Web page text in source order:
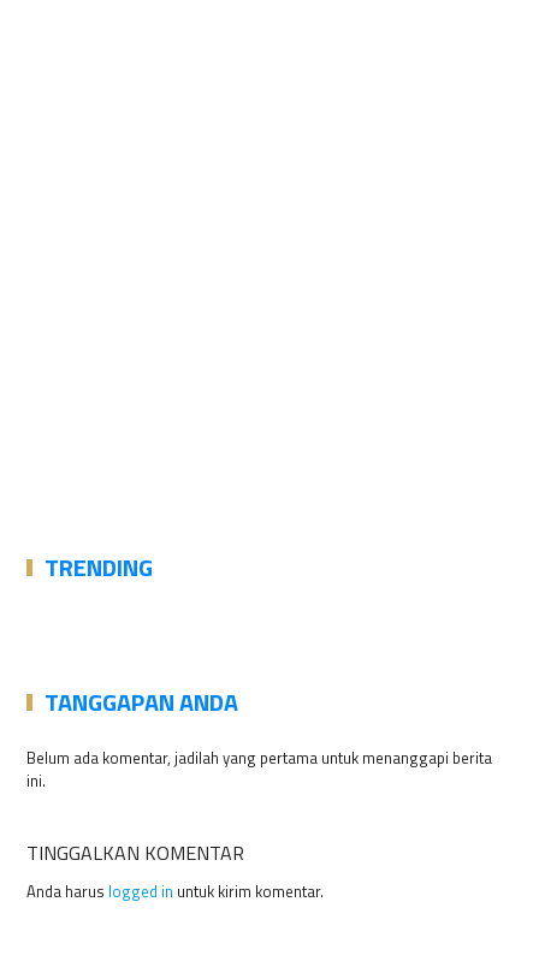
TRENDING
TANGGAPAN ANDA
Belum ada komentar, jadilah yang pertama untuk menanggapi berita
ini.
TINGGALKAN KOMENTAR
Anda harus logged in untuk kirim komentar.